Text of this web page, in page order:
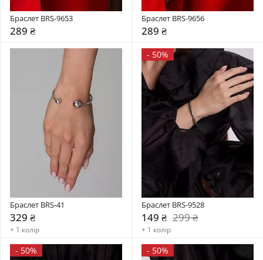
Браслет BRS-9653
289 ₴
Браслет BRS-9656
289 ₴
Браслет BRS-41
329 ₴
+ 1 колір
- 50%
Браслет BRS-9528
149 ₴ 299 ₴
+ 1 колір
- 50% - 50%